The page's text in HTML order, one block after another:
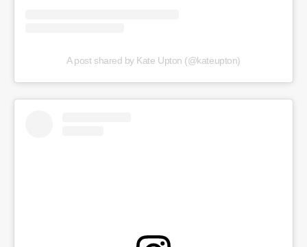
A post shared by Kate Upton (@kateupton)